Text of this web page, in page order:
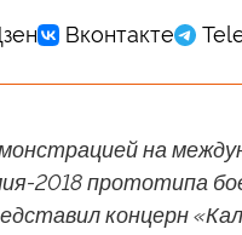
на
2018 прототипа
концерн